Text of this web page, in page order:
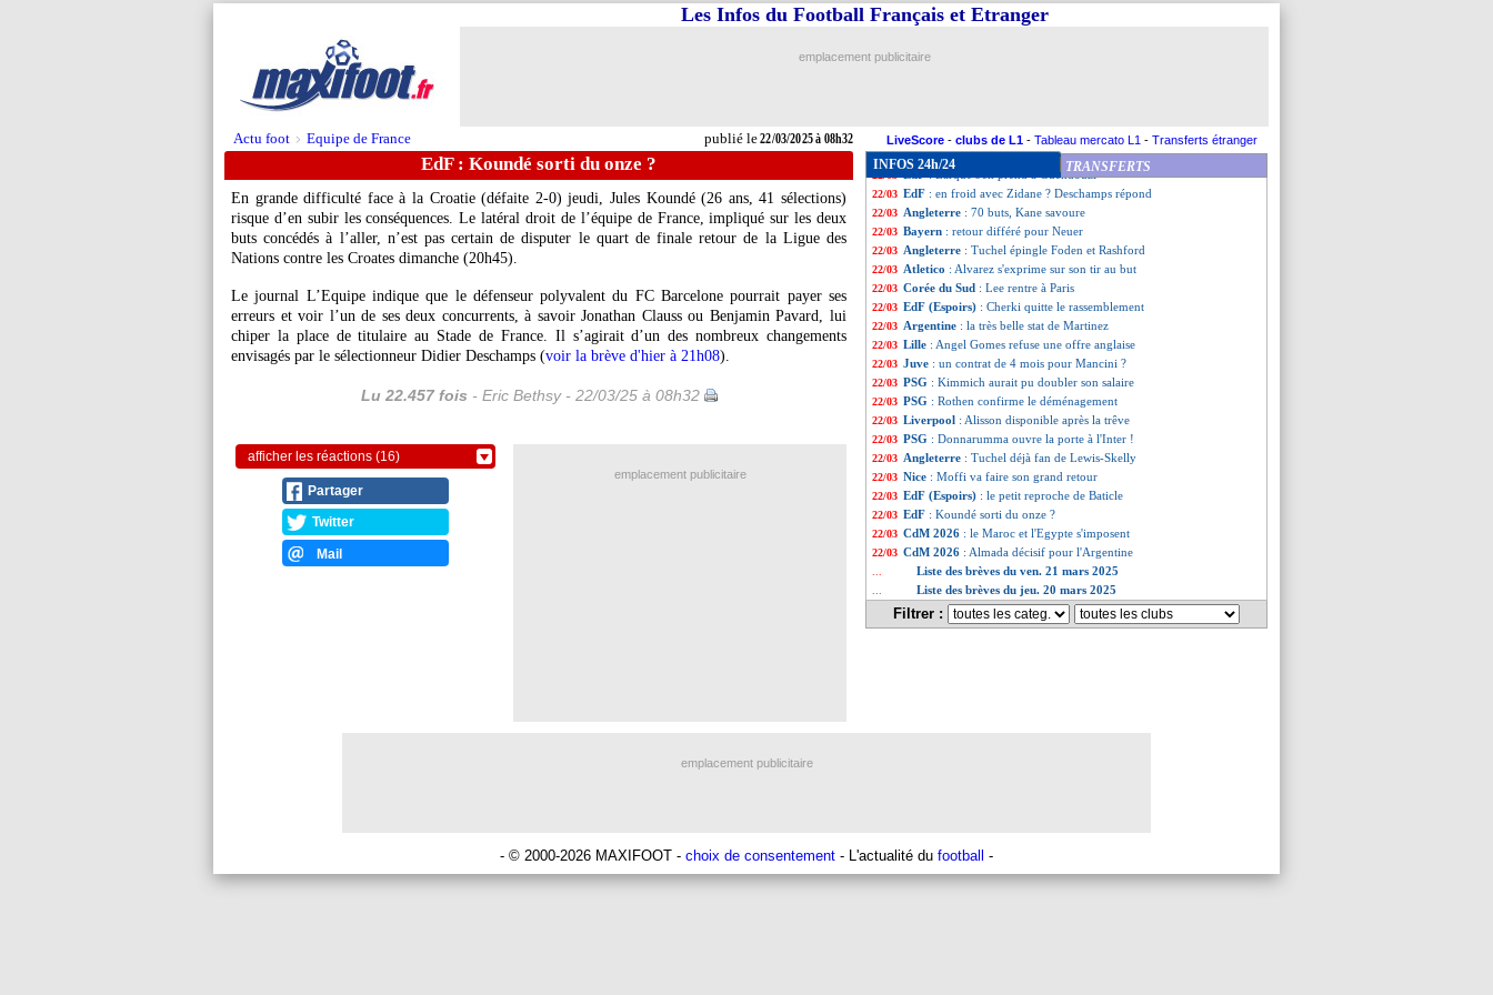
Actu foot > Equipe de France publié le22/03/2025 à 08h32
Les Infos du Football Français et Etranger
emplacement publicitaire
LiveScore - clubs de L1 - Tableau mercato L1 - Transferts étranger
EdF : Koundé sorti du onze ?
En grande difficulté face à la Croatie (défaite 2-0) jeudi, Jules Koundé (26 ans, 41 sélections)
risque d’en subir les conséquences. Le latéral droit de l’équipe de France, impliqué sur les deux
buts concédés à l’aller, n’est pas certain de disputer le quart de finale retour de la Ligue des
Nations contre les Croates dimanche (20h45).
Le journal L’Equipe indique que le défenseur polyvalent du FC Barcelone pourrait payer ses
erreurs et voir l’un de ses deux concurrents, à savoir Jonathan Clauss ou Benjamin Pavard, lui
chiper la place de titulaire au Stade de France. Il s’agirait d’un des nombreux changements
envisagés par le sélectionneur Didier Deschamps (voir la brève d'hier à 21h08).
Lu 22.457 fois - Eric Bethsy - 22/03/25 à 08h32
afficher les réactions (16)
Partager
Twitter
Mail
INFOS 24h/24 TRANSFERTS
22/03 EdF: Tchouaméni commente le retour de Mbappé
22/03 EdF: Tchouaméni et les discussions internes
22/03 EdF: Mbappé capitaine, Charbonnier épingle DD
22/03 OM: le bel échange Macron-Payet
22/03 Real: le rêve de Modric
: Larqué s'en prend à Guendouzi
22/03 EdF : en froid avec Zidane ? Deschamps répond
22/03 Angleterre : 70 buts, Kane savoure
22/03 Bayern : retour différé pour Neuer
22/03 Angleterre : Tuchel épingle Foden et Rashford
22/03 Atletico : Alvarez s'exprime sur son tir au but
22/03 Corée du Sud : Lee rentre à Paris
22/03 EdF (Espoirs) : Cherki quitte le rassemblement
22/03 Argentine : la très belle stat de Martinez
22/03 Lille : Angel Gomes refuse une offre anglaise
22/03 Juve : un contrat de 4 mois pour Mancini ?
22/03 PSG : Kimmich aurait pu doubler son salaire
22/03 PSG : Rothen confirme le déménagement
22/03 Liverpool : Alisson disponible après la trêve
22/03 PSG : Donnarumma ouvre la porte à l'Inter !
22/03 Angleterre : Tuchel déjà fan de Lewis-Skelly
22/03 Nice : Moffi va faire son grand retour
22/03 EdF (Espoirs) : le petit reproche de Baticle
22/03 EdF : Koundé sorti du onze ?
22/03 CdM 2026 : le Maroc et l'Egypte s'imposent
22/03 CdM 2026 : Almada décisif pour l'Argentine
Liste des brèves du ven. 21 mars 2025
Liste des brèves du jeu. 20 mars 2025
Filtrer :
emplacement publicitaire
emplacement publicitaire
- © 2000-2026 MAXIFOOT - choix de consentement - L'actualité du football -